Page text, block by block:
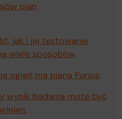
pian
jak i jej testowanie
wiele sposobów,
ogień ma piana Purios,
wynik badania może być